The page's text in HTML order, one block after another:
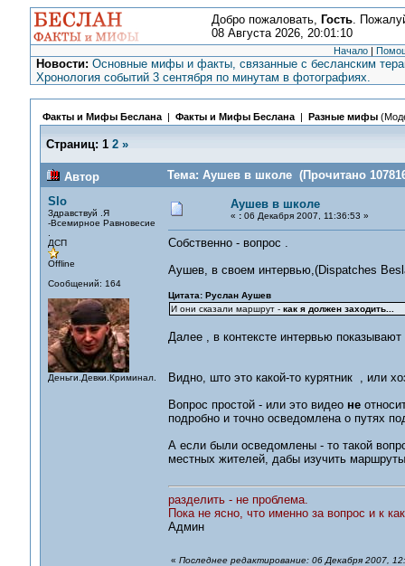
Добро пожаловать, Гость.
08 Августа 2026, 20:01:10
Начало |
Новости: Основные мифы и факты, связанные с бесланским
Хронология событий 3 сентября по минутам в фотографиях.
Факты и Мифы Беслана| Факты и Мифы Беслана| Разные мифы
Страниц: 1 2 »
Автор
Тема: Аушев в школе (Прочитано
Slo
Здравствуй .Я
-Всемирное Равновесие
ДСП
Offline
Сообщений: 164
Деньги.Девки.Криминал.
Аушев в школе
« :06 Декабря 2007, 11:36:53 »
Собственно - вопрос .
Аушев, в своем интервью,(Dispatches
Цитата: Руслан Аушев
И они сказали маршрут - как я должен заходить...
Далее , в контексте интервью
Видно, што это какой-то курятник , или
Вопрос простой - или это видео не
подробно и точно осведомлена о путях
А если были осведомлены - то такой
местных жителей, дабы изучить
разделить - не проблема.
Пока не ясно, что именно за вопрос и к
Админ
« Последнее редактирование: 06 Декабря 2007,